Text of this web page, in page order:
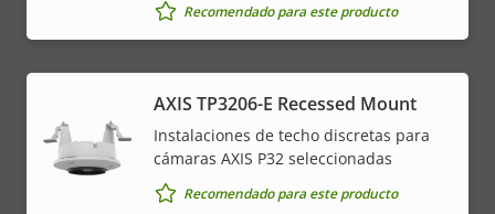
Recomendado para este producto
AXIS TP3206-E Recessed Mount
Instalaciones de techo discretas para
cámaras AXIS P32 seleccionadas
Recomendado para este producto